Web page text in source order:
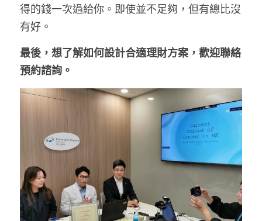
得的錢一次過給你。即使並不足夠，但有總比沒
有好。
最後，想了解如何設計合適理財方案，歡迎聯絡
預約諮詢。